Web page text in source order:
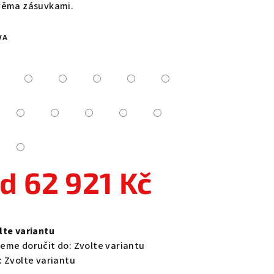
zásuvkami.
62 921 Kč
variantu
doručit do: Zvolte variantu
Zvolte variantu